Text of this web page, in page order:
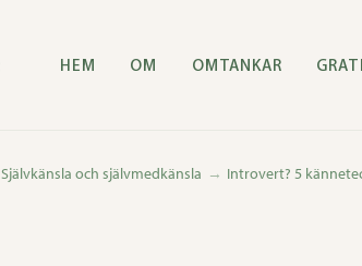
HEM OM OMTANKAR
Självkänsla och självmedkänsla Introvert? 5